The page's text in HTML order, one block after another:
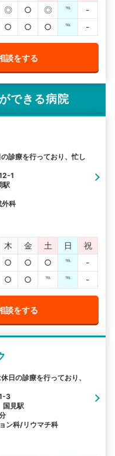
◎ ○ ◎ ℡
-
○ ○ ○ ℡ -
談をする
できる病院
診療を行っており、忙し
1
駅
外科
木 金 土 日
祝
○ ○ ○ ℡
-
○ ○ ℡ ℡ -
談をする
日の診療を行っており、
3
見駅
ン科/リウマチ科